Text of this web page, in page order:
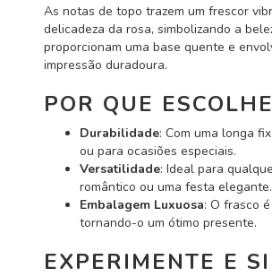
As notas de topo trazem um frescor
delicadeza da rosa, simbolizando a
proporcionam uma base quente e
impressão duradoura.
POR QUE
Durabilidade: Com uma longa
ou para ocasiões especiais.
Versatilidade: Ideal para
romântico ou uma festa elegante.
Embalagem Luxuosa: O frasco
tornando-o um ótimo presente.
EXPERIMENTE E